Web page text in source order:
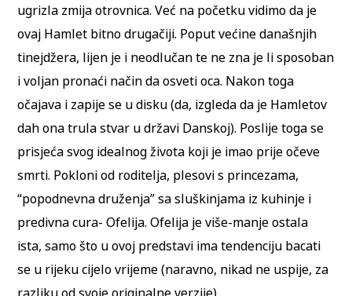
ugrizla zmija otrovnica. Već na početku vidimo da je
ovaj Hamlet bitno drugačiji. Poput većine današnjih
tinejdžera, lijen je i neodlučan te ne zna je li sposoban
i voljan pronaći način da osveti oca. Nakon toga
očajava i zapije se u disku (da, izgleda da je Hamletov
dah ona trula stvar u državi Danskoj). Poslije toga se
prisjeća svog idealnog života koji je imao prije očeve
smrti. Pokloni od roditelja, plesovi s princezama,
“popodnevna druženja” sa sluškinjama iz kuhinje i
predivna cura- Ofelija. Ofelija je više-manje ostala
ista, samo što u ovoj predstavi ima tendenciju bacati
se u rijeku cijelo vrijeme (naravno, nikad ne uspije, za